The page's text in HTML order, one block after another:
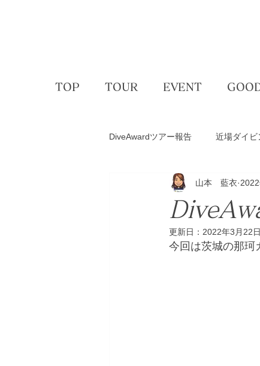
TOP TOUR EVENT
DiveAwardツアー報告 近場ダイビ
アクティビティー ゴルフコ
スキー＆スノボ 体験ダイビ
山本 藍衣
更新日： 2022年3月22日
今回は茨城の那珂